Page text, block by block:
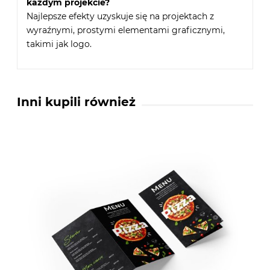
każdym projekcie?
Najlepsze efekty uzyskuje się na projektach z
wyraźnymi, prostymi elementami graficznymi,
takimi jak logo.
Inni kupili również